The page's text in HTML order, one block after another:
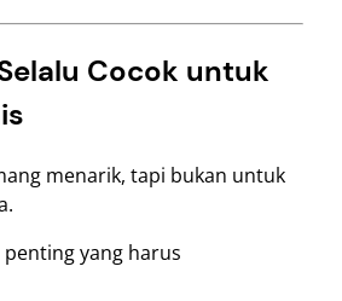
Cocok untuk
menarik, tapi bukan untuk
yang harus